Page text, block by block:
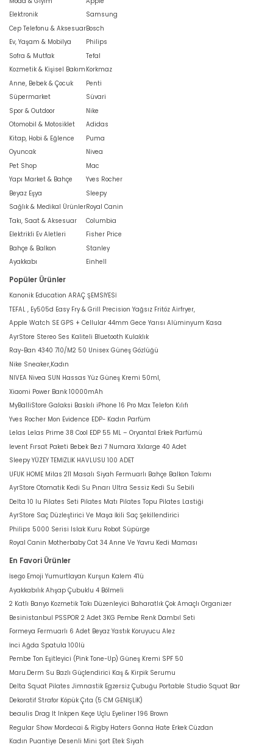
Elektronik
Cep Telefonu & Aksesuar
Ev, Yaşam & Mobilya
Sofra & Mutfak
Kozmetik & Kişisel Bakım
Anne, Bebek & Çocuk
Süpermarket
Spor & Outdoor
Otomobil & Motosiklet
Kitap, Hobi & Eğlence
Oyuncak
Pet Shop
Yapı Market & Bahçe
Beyaz Eşya
Sağlık & Medikal Ürünler
Takı, Saat & Aksesuar
Elektrikli Ev Aletleri
Bahçe & Balkon
Ayakkabı
Samsung
Bosch
Philips
Tefal
Korkmaz
Penti
Süvari
Nike
Adidas
Puma
Nivea
Mac
Yves Rocher
Sleepy
Royal Canin
Columbia
Fisher Price
Stanley
Einhell
Popüler Ürünler
Kanonik Education ARAÇ ŞEMSİYESİ
TEFAL , Ey505d Easy Fry & Grill Precision Yağsız Fritöz Airfryer,
Apple Watch SE GPS + Cellular 44mm Gece Yarısı Alüminyum Kasa
AyrStore Stereo Ses Kaliteli Bluetooth Kulaklık
Ray-Ban 4340 710/M2 50 Unisex Güneş Gözlüğü
Nike Sneaker,Kadın
NIVEA Nivea SUN Hassas Yüz Güneş Kremi 50ml,
Xiaomi Power Bank 10000mAh
MyBalliStore Galaksi Baskılı iPhone 16 Pro Max Telefon Kılıfı
Yves Rocher Mon Evidence EDP- Kadın Parfüm
Lelas Lelas Prime 38 Cool EDP 55 ML – Oryantal Erkek Parfümü
levent Fırsat Paketi Bebek Bezi 7 Numara Xxlarge 40 Adet
Sleepy YÜZEY TEMİZLİK HAVLUSU 100 ADET
UFUK HOME Milas 211 Masalı Siyah Fermuarlı Bahçe Balkon Takımı
AyrStore Otomatik Kedi Su Pınarı Ultra Sessiz Kedi Su Sebili
Delta 10 lu Pilates Seti Pilates Matı Pilates Topu Pilates Lastiği
AyrStore Saç Düzleştirici Ve Maşa İkili Saç Şekillendirici
Philips 5000 Serisi Islak Kuru Robot Süpürge
Royal Canin Motherbaby Cat 34 Anne Ve Yavru Kedi Maması
En Favori Ürünler
İsego Emoji Yumurtlayan Kurşun Kalem 4'lü
Ayakkabılık Ahşap Çubuklu 4 Bölmeli
2 Katlı Banyo Kozmetik Takı Düzenleyici Baharatlık Çok Amaçlı Organizer
Besinistanbul PSSPOR 2 Adet 3KG Pembe Renk Dambıl Seti
Formeya Fermuarlı 6 Adet Beyaz Yastık Koruyucu Alez
İnci Ağda Spatula 100lü
Pembe Ton Eşitleyici (Pink Tone-Up) Güneş Kremi SPF 50
Maru.Derm Su Bazlı Güçlendirici Kaş & Kirpik Serumu
Delta Squat Pilates Jimnastik Egzersiz Çubuğu Portable Studio Squat Bar
Dekoratif Strafor Köpük Çıta (5 CM GENİŞLİK)
beaulis Drag It Inkpen Keçe Uçlu Eyeliner 196 Brown
Regular Show Mordecai & Rigby Haters Gonna Hate Erkek Cüzdan
Kadın Puantiye Desenli Mini Şort Etek Siyah